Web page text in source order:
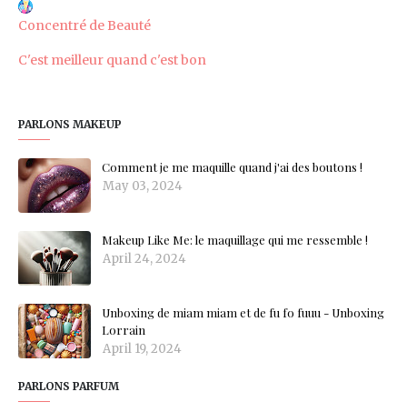
Concentré de Beauté
C'est meilleur quand c'est bon
PARLONS MAKEUP
Comment je me maquille quand j'ai des boutons !
May 03, 2024
Makeup Like Me: le maquillage qui me ressemble !
April 24, 2024
Unboxing de miam miam et de fu fo fuuu - Unboxing
Lorrain
April 19, 2024
PARLONS PARFUM